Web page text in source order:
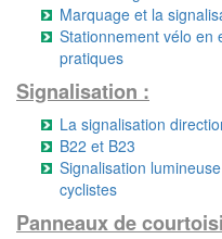
Marquage et la
Stationnement vélo en
pratiques
Signalisation :
La signalisation
B22 et B23
Signalisation
cyclistes
Panneaux de